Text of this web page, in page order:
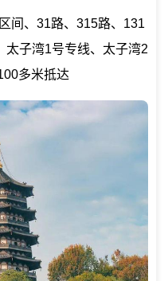
、31路、315路、131
太子湾1号专线、太子湾2
多米抵达